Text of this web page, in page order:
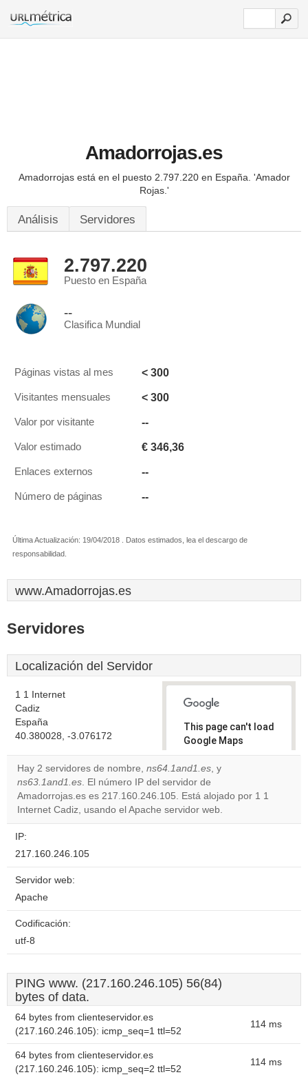
Amadorrojas.es
Amadorrojas está en el puesto 2.797.220 en España. 'Amador
Rojas.'
Análisis Servidores
2.797.220
Puesto en España
--
Clasifica Mundial
Páginas vistas al mes < 300
Visitantes mensuales < 300
Valor por visitante --
Valor estimado € 346,36
Enlaces externos --
Número de páginas --
Última Actualización: 19/04/2018 . Datos estimados, lea el descargo de
responsabilidad.
www.Amadorrojas.es
Servidores
Localización del Servidor
1 1 Internet
Cadiz
España
40.380028, -3.076172
This page can't load
Google Maps
correctly.
Do you
own this
website?
OK
Hay 2 servidores de nombre, ns64.1and1.es, y
ns63.1and1.es. El número IP del servidor de
Amadorrojas.es es 217.160.246.105. Está alojado por 1 1
Internet Cadiz, usando el Apache servidor web.
IP:
217.160.246.105
Servidor web:
Apache
Codificación:
utf-8
PING www. (217.160.246.105) 56(84)
bytes of data.
64 bytes from clienteservidor.es
(217.160.246.105): icmp_seq=1 ttl=52
114 ms
64 bytes from clienteservidor.es
(217.160.246.105): icmp_seq=2 ttl=52
114 ms